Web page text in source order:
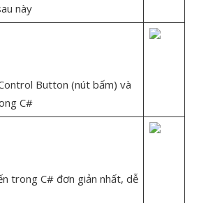
này
Button (nút bấm) và
C#
trong C# đơn giản nhất, dễ